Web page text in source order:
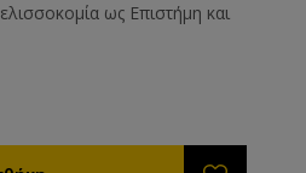
ως Επιστήμη και